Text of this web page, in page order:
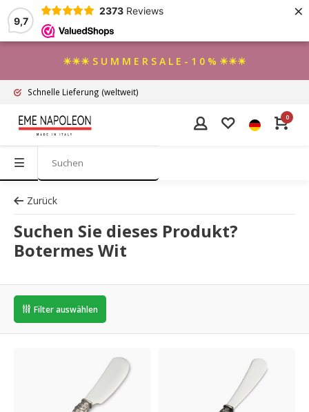
9,7
2373 Reviews ×
☀☀☀ S U M M E R S A L E - 1 0 % ☀☀☀
Schnelle Lieferung (weltweit)
0
Zurück
Suchen Sie dieses Produkt?
Botermes Wit
Filter auswählen